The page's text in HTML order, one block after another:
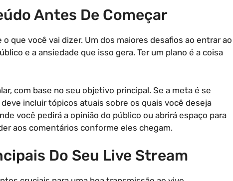
Antes De Começar
que você vai dizer. Um dos maiores desafios ao entrar ao
e a ansiedade que isso gera. Ter um plano é a coisa
com base no seu objetivo principal. Se a meta é se
incluir tópicos atuais sobre os quais você deseja
você pedirá a opinião do público ou abrirá espaço para
aos comentários conforme eles chegam.
Do Seu Live Stream